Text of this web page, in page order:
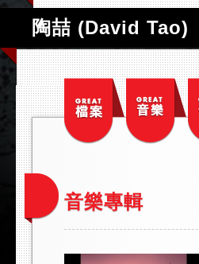
陶喆 (David Tao)
音樂專輯